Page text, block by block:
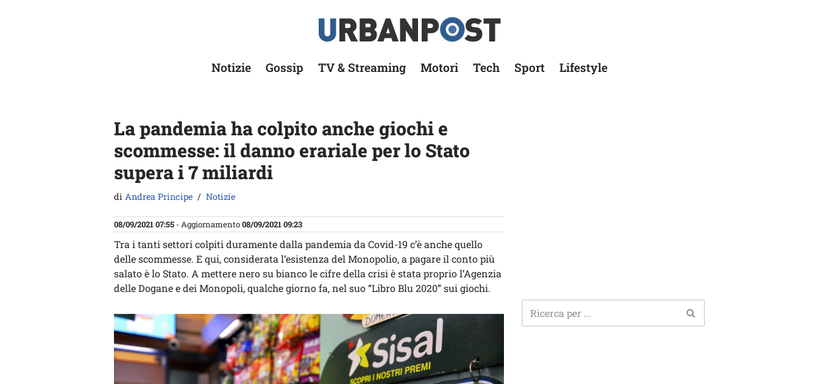
Notizie Gossip TV & Streaming Motori Tech Sport Lifestyle
La pandemia ha colpito anche giochi e
scommesse: il danno erariale per lo Stato
supera i 7 miliardi
di Andrea Principe Notizie
08/09/2021 07:55 - Aggiornamento08/09/2021 09:23
Tra i tanti settori colpiti duramente dalla pandemia da Covid-19 c’è anche quello
delle scommesse. E qui, considerata l’esistenza del Monopolio, a pagare il conto più
salato è lo Stato. A mettere nero su bianco le cifre della crisi è stata proprio l’Agenzia
delle Dogane e dei Monopoli, qualche giorno fa, nel suo “Libro Blu 2020” sui giochi.